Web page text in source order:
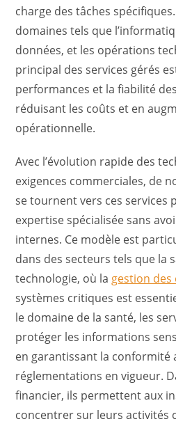
charge des tâches
domaines tels que
données, et les opérations
principal des services gérés
performances et la fiabilité
réduisant les coûts et en
opérationnelle.
Avec l’évolution rapide des
exigences commerciales, de
se tournent vers ces services
expertise spécialisée sans
internes. Ce modèle est
dans des secteurs tels que la
technologie, où la gestion des
systèmes critiques est
le domaine de la santé, les
protéger les informations
en garantissant la conformité
réglementations en vigueur.
financier, ils permettent aux
concentrer sur leurs activités